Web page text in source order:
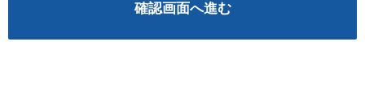
確認画面へ進む